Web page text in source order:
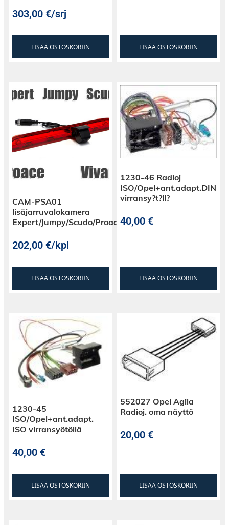
303,00€/srj
LISÄÄ OSTOSKORIIN LISÄÄ OSTOSKORIIN
CAM-PSA01
lisäjarruvalokamera
Expert/Jumpy/Scudo/Proace/Vivaro
202,00€/kpl
LISÄÄ OSTOSKORIIN
1230-46 Radioj
ISO/Opel+ant.adapt.DIN
virransy?t?ll?
40,00€
LISÄÄ OSTOSKORIIN
1230-45
ISO/Opel+ant.adapt.
ISO virransyötöllä
40,00€
LISÄÄ OSTOSKORIIN
552027 Opel Agila
Radioj. oma näyttö
20,00€
LISÄÄ OSTOSKORIIN